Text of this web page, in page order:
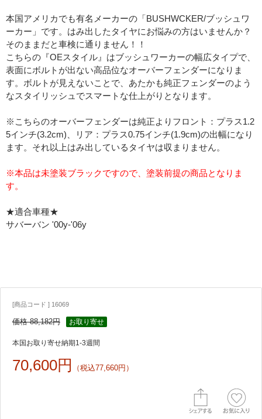
本国アメリカでも有名メーカーの「BUSHWCKER/ブッシュワ
ーカー」です。はみ出したタイヤにお悩みの方はいませんか？
そのままだと車検に通りません！！
こちらの『OEスタイル』はブッシュワーカーの幅広タイプで、
表面にボルトが出ない高品位なオーバーフェンダーになりま
す。ボルトが見えないことで、あたかも純正フェンダーのよう
なスタイリッシュでスマートな仕上がりとなります。
※こちらのオーバーフェンダーは純正よりフロント：プラス1.2
5インチ(3.2cm)、リア：プラス0.75インチ(1.9cm)の出幅になり
ます。それ以上はみ出しているタイヤは収まりません。
※本品は未塗装ブラックですので、塗装前提の商品となりま
す。
★適合車種★
サバーバン '00y-'06y
[商品コード ] 16069
価格 88,182円 お取り寄せ
本国お取り寄せ納期1-3週間
70,600円 （税込77,660円）